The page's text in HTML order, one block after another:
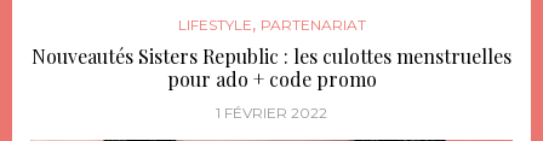
LIFESTYLE, PARTENARIAT
Nouveautés Sisters Republic : les culottes menstruelles
pour ado + code promo
1 FÉVRIER 2022